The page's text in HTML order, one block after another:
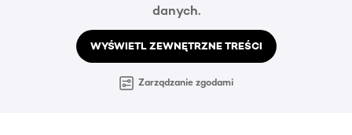
danych.
WYŚWIETL ZEWNĘTRZNE TREŚCI
Zarządzanie zgodami